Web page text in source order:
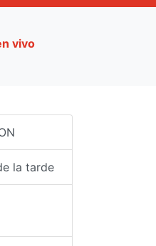
vivo
la tarde